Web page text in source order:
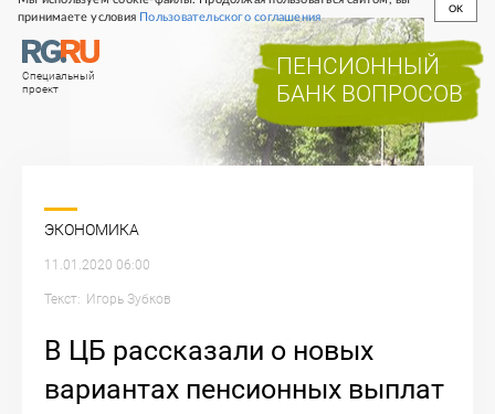
принимаете условия Пользовательского соглашения
OK
Специальный
проект
ПЕНСИОННЫЙ
БАНК ВОПРОСОВ
ЭКОНОМИКА
11.01.2020 06:00
Текст: Игорь Зубков
В ЦБ рассказали о новых
вариантах пенсионных выплат